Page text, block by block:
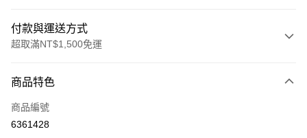
付款與運送方式
超取滿NT$1,500免運
信用卡一次付款
超商取貨付款
商品特色
商品編號
6361428